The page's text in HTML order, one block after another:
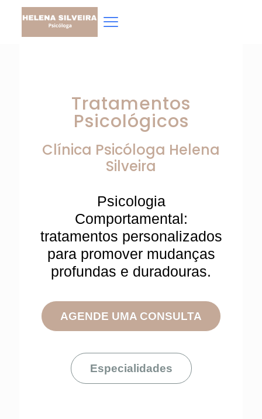
Tratamentos
Psicológicos
Clínica Psicóloga Helena
Silveira
Psicologia
Comportamental:
tratamentos personalizados
para promover mudanças
profundas e duradouras.
AGENDE UMA CONSULTA
Especialidades